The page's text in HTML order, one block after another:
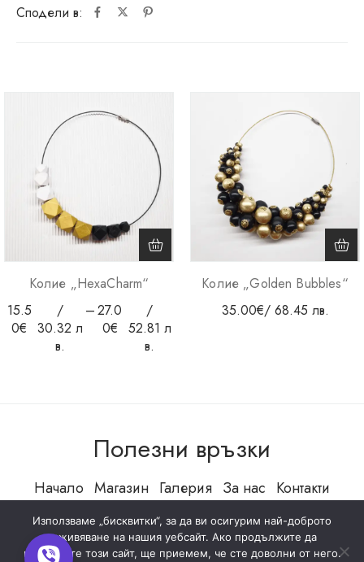
Сподели в:
Колие „HexaCharm“
15.5
0€
/
30.32 л
в.
–27.0
0€
/
52.81 л
в.
Колие „Golden Bubbles“
35.00€/ 68.45 лв.
Полезни връзки
Начало Магазин Галерия За нас Контакти
Използваме „бисквитки“, за да ви осигурим най-доброто
изживяване на нашия уебсайт. Ако продължите да
използвате този сайт, ще приемем, че сте доволни от него.